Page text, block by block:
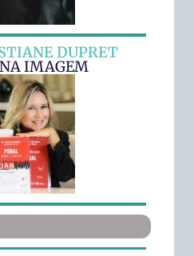
DUPRET
IMAGEM